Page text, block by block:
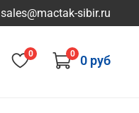
sales@mactak-sibir.ru
0 0 0 руб